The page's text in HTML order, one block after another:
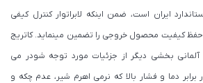
ایران است، ضمن اینکه لابراتوار کنترل کیفی
حفظ کیفیت محصول خروجی را تضمین مینماید. کاتریج
آلمانی بخشی دیگر از جزئیات مورد توجه شودر می
برابر دما و فشار بالا که نرمی اهرم شیر، عدم چکه و